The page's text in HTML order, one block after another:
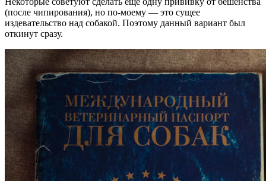
(после чипирования), но по-моему — это сущее
издевательство над собакой. Поэтому данный вариант был
откинут сразу.